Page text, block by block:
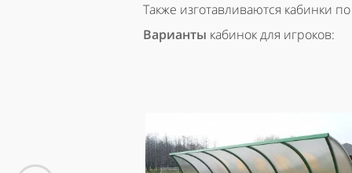
Также изготавливаются кабинки
Варианты кабинок для игроков: